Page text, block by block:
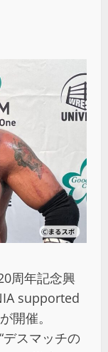
周年記念興
supported
開催。
デスマッチの